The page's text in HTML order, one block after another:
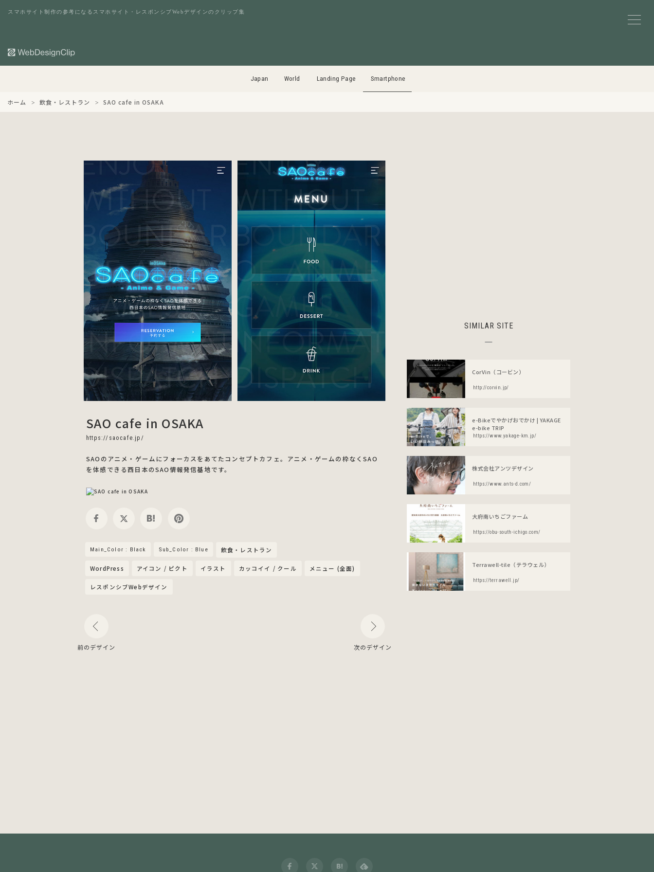
スマホサイト制作の参考になるスマホサイト・レスポンシブWebデザインのクリップ集
Japan World Landing Page Smartphone
ホーム 飲食・レストラン SAO cafe in OSAKA
SAO cafe in OSAKA
https://saocafe.jp/
SAOのアニメ・ゲームにフォーカスをあてたコンセプトカフェ。アニメ・ゲームの枠なくSAO
を体感できる西日本のSAO情報発信基地です。
Main_Color : Black Sub_Color : Blue 飲食・レストラン
WordPress アイコン / ピクト イラスト カッコイイ / クール メニュー (全面)
レスポンシブWebデザイン
SIMILAR SITE
CorVin（コービン）
http://corvin.jp/
e-Bikeでやかげおでかけ | YAKAGE
e-bike TRIP
https://www.yakage-km.jp/
株式会社アンツデザイン
https://www.ants-d.com/
大府南いちごファーム
https://obu-south-ichigo.com/
Terrawell-tile（テラウェル）
https://terrawell.jp/